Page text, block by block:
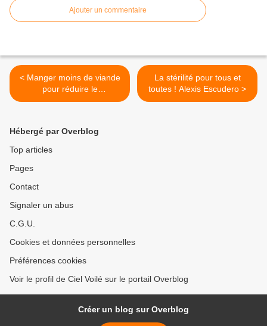
Ajouter un commentaire
< Manger moins de viande
pour réduire le
réchauffement climatique ?
La stérilité pour tous et
toutes ! Alexis Escudero >
Hébergé par Overblog
Top articles
Pages
Contact
Signaler un abus
C.G.U.
Cookies et données personnelles
Préférences cookies
Voir le profil de Ciel Voilé sur le portail Overblog
Créer un blog sur Overblog